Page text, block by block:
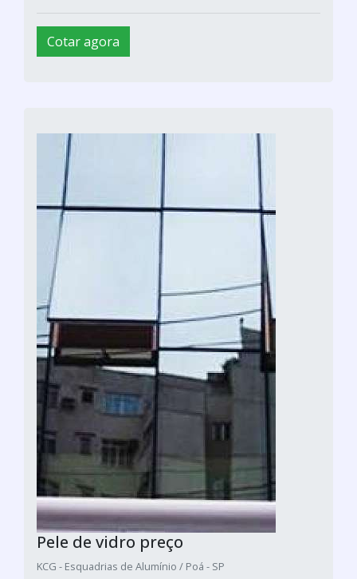
Cotar agora
Pele de vidro preço
KCG - Esquadrias de Alumínio / Poá - SP